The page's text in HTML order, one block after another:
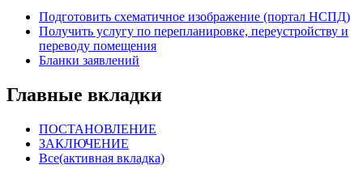
Подготовить схематичное изображение (портал НСПД)
Получить услугу по перепланировке, переустройству и
переводу помещения
Бланки заявлений
Главные вкладки
ПОСТАНОВЛЕНИЕ
ЗАКЛЮЧЕНИЕ
Все(активная вкладка)